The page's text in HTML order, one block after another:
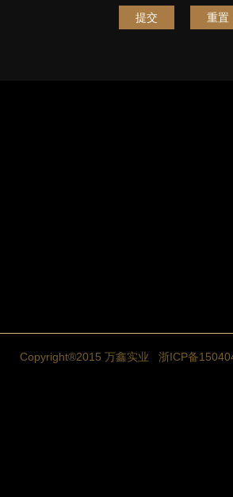
提交 重置
Copyright®2015 万鑫实业 浙ICP备